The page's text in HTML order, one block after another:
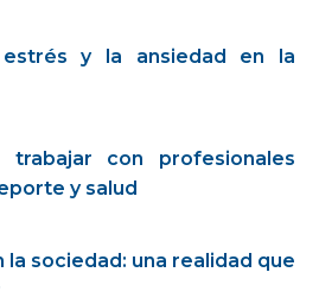
y la ansiedad en la
trabajar con profesionales
y salud
la sociedad: una realidad que